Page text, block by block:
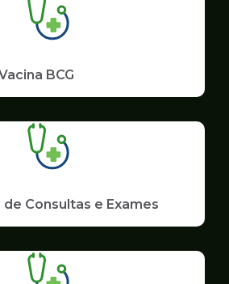
BCG
Consultas e Exames